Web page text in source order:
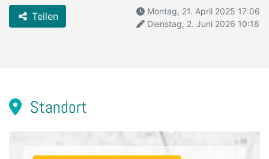
Teilen
Montag, 21. April 2025 17:06
Dienstag, 2. Juni 2026 10:18
Standort